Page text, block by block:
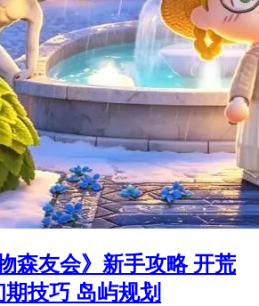
森友会》新手攻略 开荒
技巧 岛屿规划